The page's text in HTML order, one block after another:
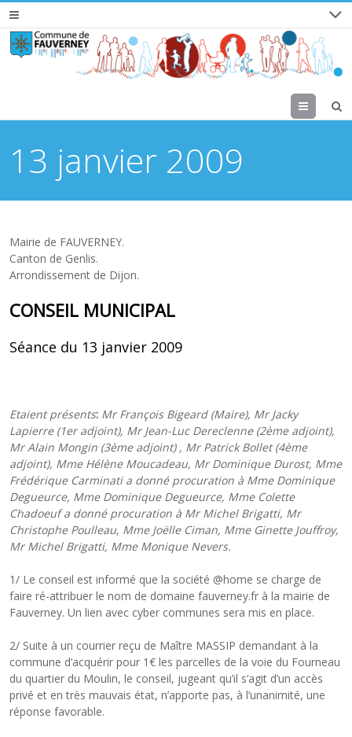
Menu
13 janvier 2009
Mairie de FAUVERNEY.
Canton de Genlis.
Arrondissement de Dijon.
CONSEIL MUNICIPAL
Séance du 13 janvier 2009
Etaient présents: Mr François Bigeard (Maire), Mr Jacky
Lapierre (1er adjoint), Mr Jean-Luc Dereclenne (2ème adjoint),
Mr Alain Mongin (3ème adjoint) , Mr Patrick Bollet (4ème
adjoint), Mme Hélène Moucadeau, Mr Dominique Durost, Mme
Frédérique Carminati a donné procuration à Mme Dominique
Degueurce, Mme Dominique Degueurce, Mme Colette
Chadoeuf a donné procuration à Mr Michel Brigatti, Mr
Christophe Poulleau, Mme Joëlle Ciman, Mme Ginette Jouffroy,
Mr Michel Brigatti, Mme Monique Nevers.
1/ Le conseil est informé que la société @home se charge de
faire ré-attribuer le nom de domaine fauverney.fr à la mairie de
Fauverney. Un lien avec cyber communes sera mis en place.
2/ Suite à un courrier reçu de Maître MASSIP demandant à la
commune d’acquérir pour 1€ les parcelles de la voie du Fourneau
du quartier du Moulin, le conseil, jugeant qu’il s’agit d’un accès
privé et en très mauvais état, n’apporte pas, à l’unanimité, une
réponse favorable.